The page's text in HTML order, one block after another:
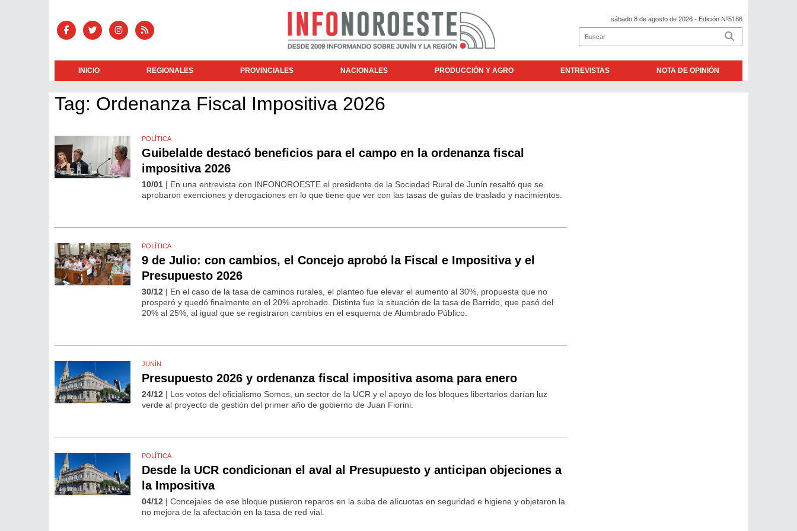
sábado 8 de agosto de 2026 - Edición Nº5186
INICIO REGIONALES PROVINCIALES NACIONALES PRODUCCIÓN Y AGRO ENTREVISTAS NOTA DE OPINIÓN
Tag: Ordenanza Fiscal Impositiva 2026
POLÍTICA
Guibelalde destacó beneficios para el campo en la ordenanza fiscal
impositiva 2026
10/01 | En una entrevista con INFONOROESTE el presidente de la Sociedad Rural de Junín resaltó que se
aprobaron exenciones y derogaciones en lo que tiene que ver con las tasas de guías de traslado y nacimientos.
POLÍTICA
9 de Julio: con cambios, el Concejo aprobó la Fiscal e Impositiva y el
Presupuesto 2026
30/12 | En el caso de la tasa de caminos rurales, el planteo fue elevar el aumento al 30%, propuesta que no
prosperó y quedó finalmente en el 20% aprobado. Distinta fue la situación de la tasa de Barrido, que pasó del
20% al 25%, al igual que se registraron cambios en el esquema de Alumbrado Público.
JUNÍN
Presupuesto 2026 y ordenanza fiscal impositiva asoma para enero
24/12 | Los votos del oficialismo Somos, un sector de la UCR y el apoyo de los bloques libertarios darían luz
verde al proyecto de gestión del primer año de gobierno de Juan Fiorini.
POLÍTICA
Desde la UCR condicionan el aval al Presupuesto y anticipan objeciones a
la Impositiva
04/12 | Concejales de ese bloque pusieron reparos en la suba de alícuotas en seguridad e higiene y objetaron la
no mejora de la afectación en la tasa de red vial.